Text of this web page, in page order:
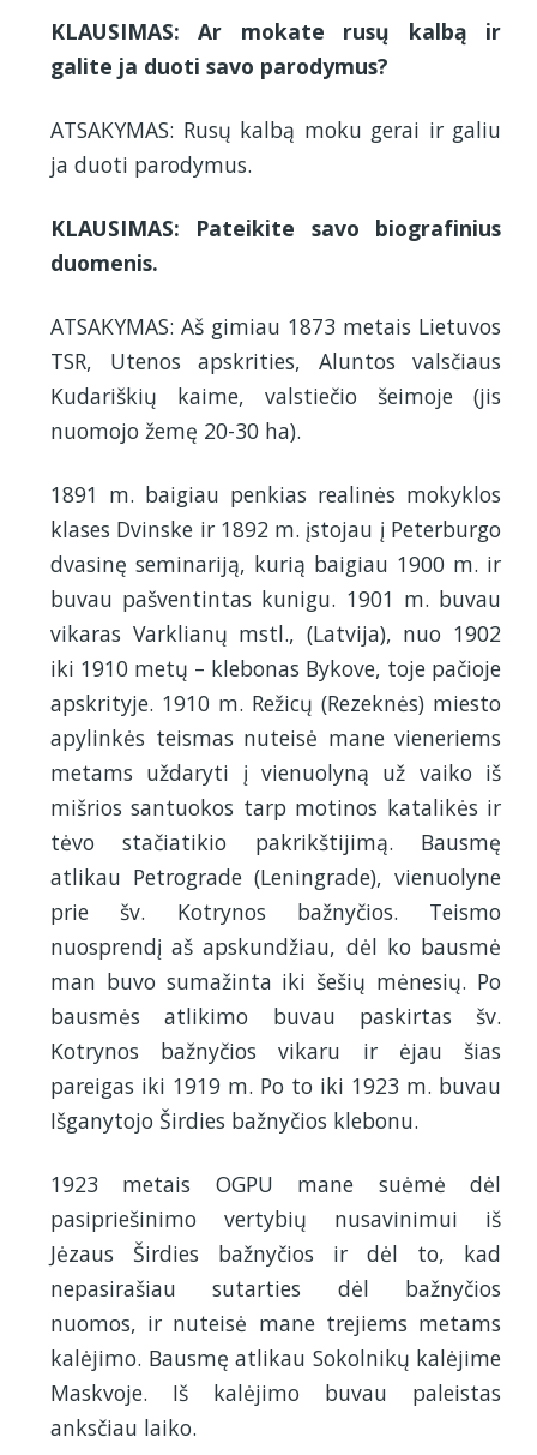
KLAUSIMAS: Ar mokate rusų kalbą ir
galite ja duoti savo parodymus?
ATSAKYMAS: Rusų kalbą moku gerai ir galiu
ja duoti parodymus.
KLAUSIMAS: Pateikite savo biografinius
duomenis.
ATSAKYMAS: Aš gimiau 1873 metais Lietuvos
TSR, Utenos apskrities, Aluntos valsčiaus
Kudariškių kaime, valstiečio šeimoje (jis
nuomojo žemę 20-30 ha).
1891 m. baigiau penkias realinės mokyklos
klases Dvinske ir 1892 m. įstojau į Peterburgo
dvasinę seminariją, kurią baigiau 1900 m. ir
buvau pašventintas kunigu. 1901 m. buvau
vikaras Varklianų mstl., (Latvija), nuo 1902
iki 1910 metų – klebonas Bykove, toje pačioje
apskrityje. 1910 m. Režicų (Rezeknės) miesto
apylinkės teismas nuteisė mane vieneriems
metams uždaryti į vienuolyną už vaiko iš
mišrios santuokos tarp motinos katalikės ir
tėvo stačiatikio pakrikštijimą. Bausmę
atlikau Petrograde (Leningrade), vienuolyne
prie šv. Kotrynos bažnyčios. Teismo
nuosprendį aš apskundžiau, dėl ko bausmė
man buvo sumažinta iki šešių mėnesių. Po
bausmės atlikimo buvau paskirtas šv.
Kotrynos bažnyčios vikaru ir ėjau šias
pareigas iki 1919 m. Po to iki 1923 m. buvau
Išganytojo Širdies bažnyčios klebonu.
1923 metais OGPU mane suėmė dėl
pasipriešinimo vertybių nusavinimui iš
Jėzaus Širdies bažnyčios ir dėl to, kad
nepasirašiau sutarties dėl bažnyčios
nuomos, ir nuteisė mane trejiems metams
kalėjimo. Bausmę atlikau Sokolnikų kalėjime
Maskvoje. Iš kalėjimo buvau paleistas
anksčiau laiko.